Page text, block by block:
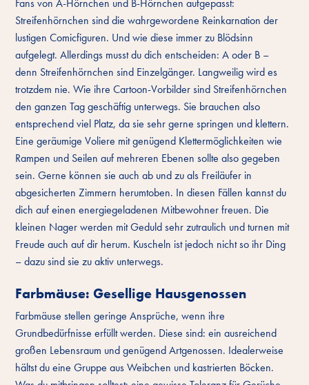
Fans von A-Hörnchen und B-Hörnchen aufgepasst:
Streifenhörnchen sind die wahrgewordene Reinkarnation der
lustigen Comicfiguren. Und wie diese immer zu Blödsinn
aufgelegt. Allerdings musst du dich entscheiden: A oder B –
denn Streifenhörnchen sind Einzelgänger. Langweilig wird es
trotzdem nie. Wie ihre Cartoon-Vorbilder sind Streifenhörnchen
den ganzen Tag geschäftig unterwegs. Sie brauchen also
entsprechend viel Platz, da sie sehr gerne springen und klettern.
Eine geräumige Voliere mit genügend Klettermöglichkeiten wie
Rampen und Seilen auf mehreren Ebenen sollte also gegeben
sein. Gerne können sie auch ab und zu als Freiläufer in
abgesicherten Zimmern herumtoben. In diesen Fällen kannst du
dich auf einen energiegeladenen Mitbewohner freuen. Die
kleinen Nager werden mit Geduld sehr zutraulich und turnen mit
Freude auch auf dir herum. Kuscheln ist jedoch nicht so ihr Ding
– dazu sind sie zu aktiv unterwegs.
Farbmäuse: Gesellige Hausgenossen
Farbmäuse stellen geringe Ansprüche, wenn ihre
Grundbedürfnisse erfüllt werden. Diese sind: ein ausreichend
großen Lebensraum und genügend Artgenossen. Idealerweise
hältst du eine Gruppe aus Weibchen und kastrierten Böcken.